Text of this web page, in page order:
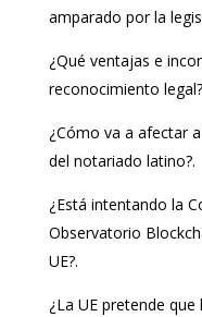
amparado por la
¿Qué ventajas e
reconocimiento
¿Cómo va a afectar
del notariado latino?.
¿Está intentando la
Observatorio
UE?.
¿La UE pretende